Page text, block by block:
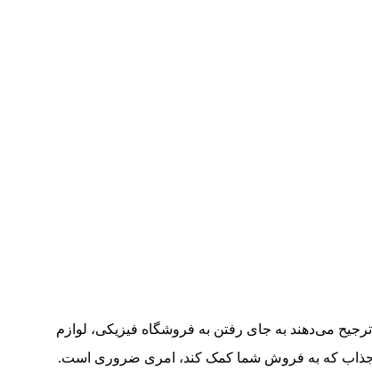
می‌دهند به جای رفتن به فروشگاه‌ فیزیکی، لوازم
و جذاب که به فروش شما کمک کند، امری ضروری است.